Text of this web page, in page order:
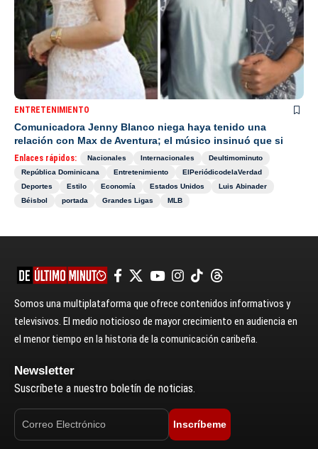
ENTRETENIMIENTO
Comunicadora Jenny Blanco niega haya tenido una
relación con Max de Aventura; el músico insinuó que si
Enlaces rápidos: Nacionales Internacionales
Deultimominuto
República Dominicana
Entretenimiento
ElPeriódicodelaVerdad
Deportes
Estilo Economía Estados Unidos
Luis Abinader
Béisbol
portada Grandes Ligas MLB
Somos una multiplataforma que ofrece contenidos informativos y
televisivos. El medio noticioso de mayor crecimiento en audiencia en
el menor tiempo en la historia de la comunicación caribeña.
Newsletter
Suscríbete a nuestro boletín de noticias.
Inscríbeme